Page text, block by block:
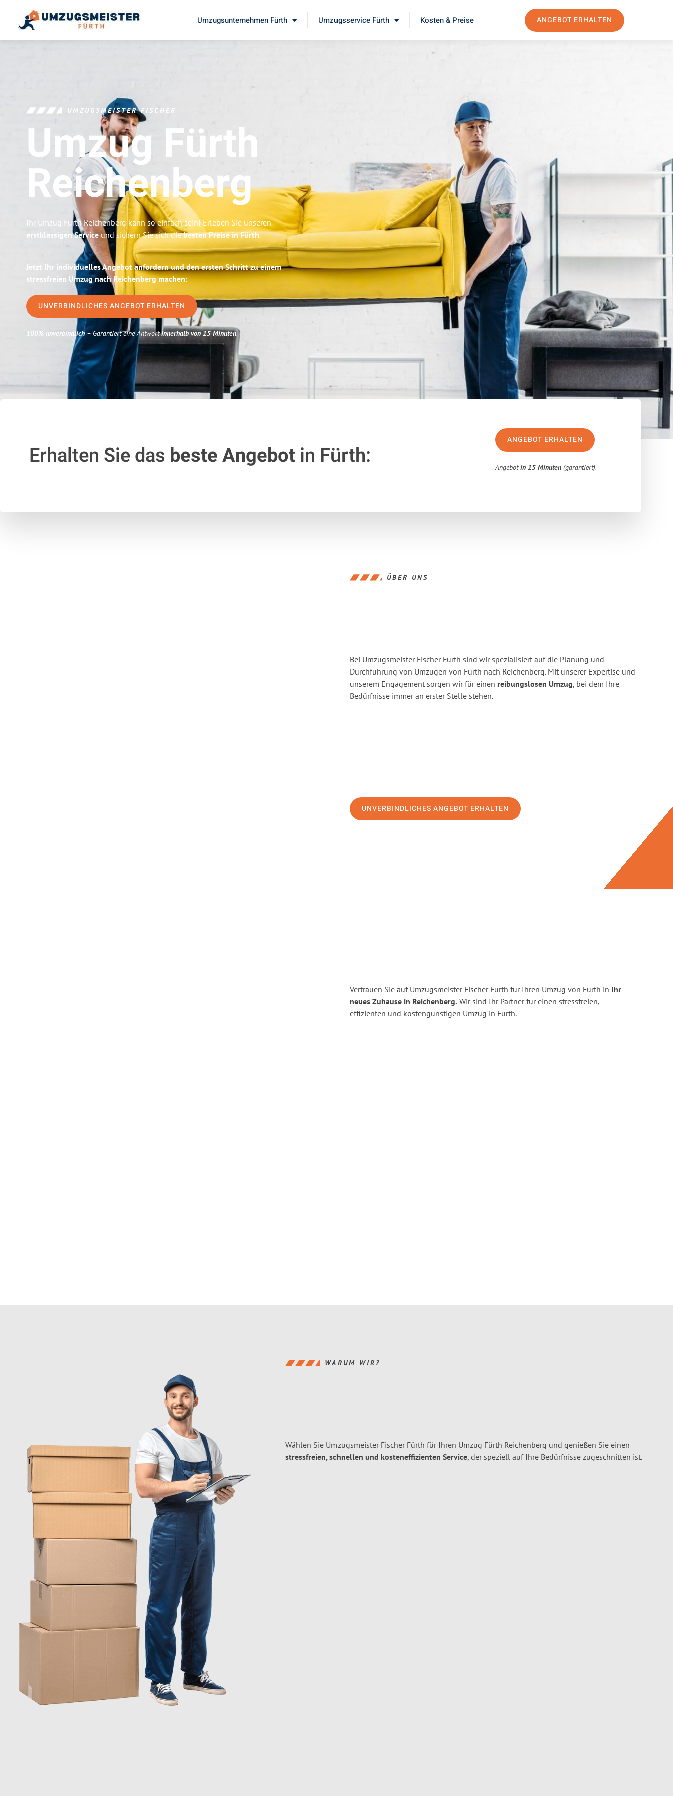
Umzugsunternehmen Fürth Umzugsservice Fürth Kosten & Preise ANGEBOT ERHALTEN
UMZUGSMEISTER FISCHER
Umzug Fürth
Reichenberg
Ihr Umzug Fürth Reichenberg kann so einfach sein! Erleben Sie unseren
erstklassigen Service und sichern Sie sich diebesten Preise in Fürth.
Jetzt Ihr individuelles Angebot anfordern und den ersten Schritt zu einem
stressfreien Umzug nach Reichenberg machen:
UNVERBINDLICHES ANGEBOT ERHALTEN
100% unverbindlich– Garantiert eine Antwortinnerhalb von 15 Minuten.
Erhalten Sie das beste Angebotin Fürth:
ANGEBOT ERHALTEN
Angebotin 15 Minuten (garantiert).
ÜBER UNS
Bei Umzugsmeister Fischer Fürth sind wir spezialisiert auf die Planung und
Durchführung von Umzügen von Fürth nach Reichenberg. Mit unserer Expertise und
unserem Engagement sorgen wir für einen reibungslosen Umzug, bei dem Ihre
Bedürfnisse immer an erster Stelle stehen.
UNVERBINDLICHES ANGEBOT ERHALTEN
Vertrauen Sie auf Umzugsmeister Fischer Fürth für Ihren Umzug von Fürth in Ihr
neues Zuhause in Reichenberg. Wir sind Ihr Partner für einen stressfreien,
effizienten und kostengünstigen Umzug in Fürth.
WARUM WIR?
Wählen Sie Umzugsmeister Fischer Fürth für Ihren Umzug Fürth Reichenberg und genießen Sie einen
stressfreien, schnellen und kosteneffizienten Service, der speziell auf Ihre Bedürfnisse zugeschnitten ist.